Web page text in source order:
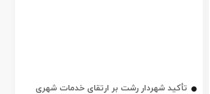
تأکید شهردار رشت بر ارتقای خدمات شهری